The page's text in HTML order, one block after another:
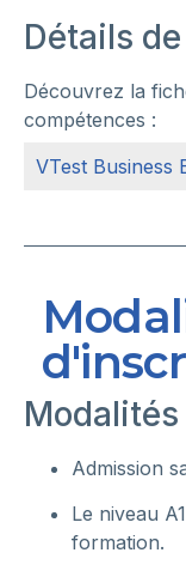
Détails
Découvrez la
compétences :
VTest Business
Modalités
Admission
Le niveau
formation.